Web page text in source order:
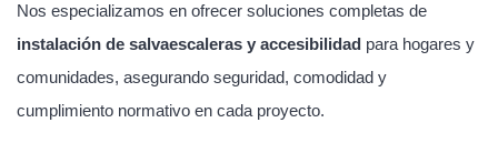
Nos especializamos en ofrecer soluciones completas de
instalación de salvaescaleras y accesibilidad para hogares y
comunidades, asegurando seguridad, comodidad y
cumplimiento normativo en cada proyecto.